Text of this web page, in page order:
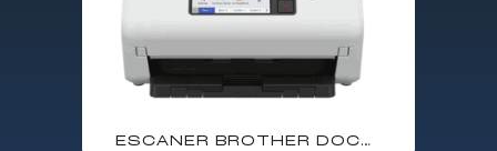
ESCANER BROTHER DOCUMENTAL ADS-4700w / DUPLEX / HASTA 1200X1200ppp / 80ppm NEGRO Y COLOR/ ADF HASTA 80 HOJAS / COMPATIBLE CON KOFAX / ESCANEA PDF-JPEG-TIFF / COMPATIBLE TWAIN-WIA / USB 3.0 / ETHERNET / WIFI